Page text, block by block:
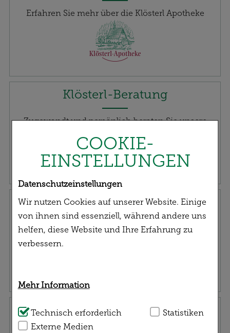
COOKIE-
EINSTELLUNGEN
Datenschutzeinstellungen
Wir nutzen Cookies auf unserer Website. Einige
von ihnen sind essenziell, während andere uns
helfen, diese Website und Ihre Erfahrung zu
verbessern.
Mehr Information
Technisch Notwendig:Hierbei handelt es sich
um Cookies, die für die Grundfunktionen
Technisch erforderlich
Statistiken
Externe Medien
Erfahren Sie mehr über die Klösterl Apotheke
Klösterl-Beratung
Zugewandt und persönlich beraten Sie unsere
Mitarbeiter*innen fachkundig und qualifiziert zu
Ihrem gesundheitlichen Anliegen.
Rezept einreichen
Service | Versand